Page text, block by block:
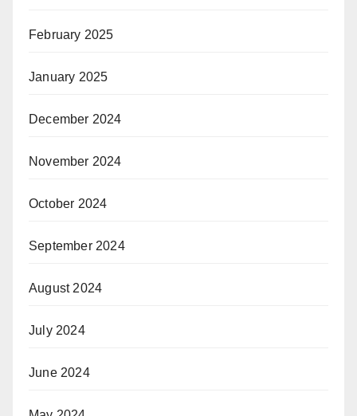
February 2025
January 2025
December 2024
November 2024
October 2024
September 2024
August 2024
July 2024
June 2024